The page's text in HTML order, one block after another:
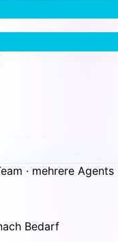
· mehrere Agents
Bedarf